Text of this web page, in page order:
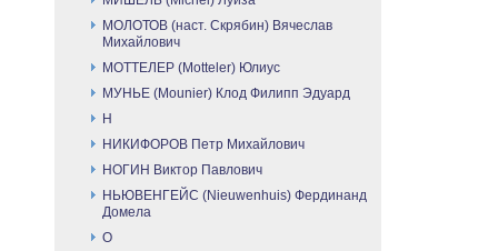
МОЛОТОВ (наст. Скрябин) Вячеслав
Михайлович
МОТТЕЛЕР (Motteler) Юлиус
МУНЬЕ (Mounier) Клод Филипп Эдуард
Н
НИКИФОРОВ Петр Михайлович
НОГИН Виктор Павлович
НЬЮВЕНГЕЙС (Nieuwenhuis) Фердинанд
Домела
О